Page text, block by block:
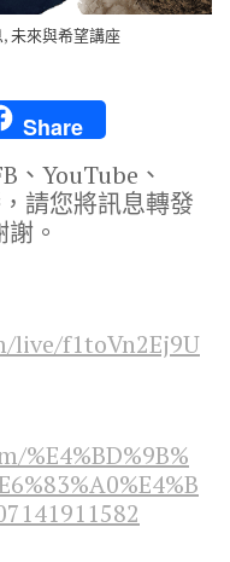
,未來與希望講座
Share
、YouTube、
請您將訊息轉發
。
live/f1toVn2Ej9U
%E4%BD%9B%